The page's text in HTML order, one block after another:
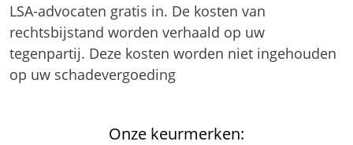
LSA-advocaten gratis in. De kosten van
rechtsbijstand worden verhaald op uw
tegenpartij. Deze kosten worden niet ingehouden
op uw schadevergoeding
Onze keurmerken: